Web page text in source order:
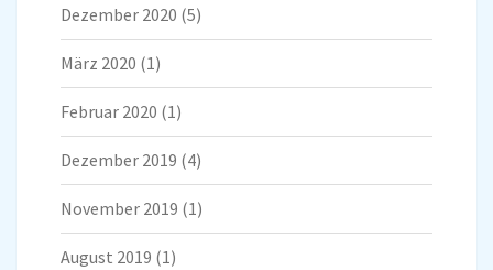
Dezember 2020 (5)
März 2020 (1)
Februar 2020 (1)
Dezember 2019 (4)
November 2019 (1)
August 2019 (1)